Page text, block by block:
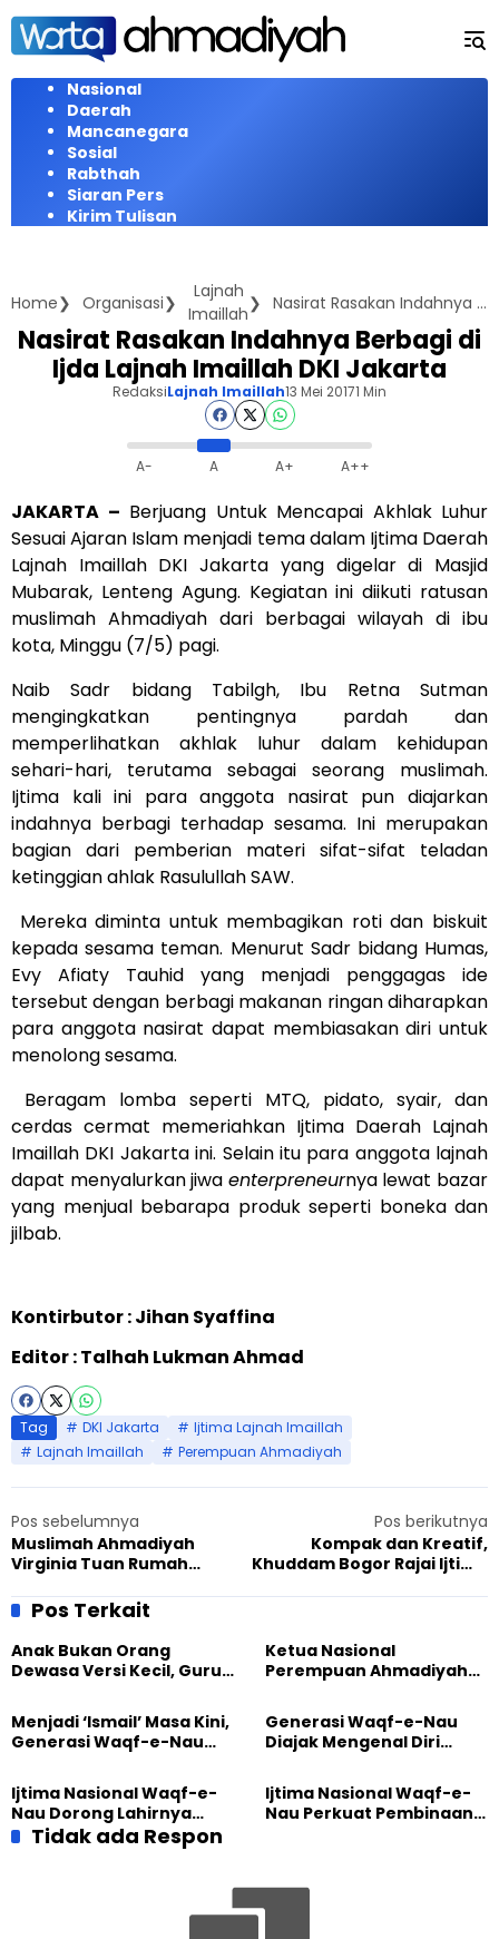
Langsung
konten
Nasional
Daerah
Mancanegara
Sosial
Rabthah
Siaran Pers
Kirim Tulisan
Home Organisasi
Lajnah
Imaillah
Nasirat Rasakan Indahnya Berbagi di Ijda Lajnah Imaillah DKI Jakarta
Nasirat Rasakan Indahnya Berbagi di
Ijda Lajnah Imaillah DKI Jakarta
RedaksiLajnah Imaillah13 Mei 20171 Min
A- A A+ A++
JAKARTA – Berjuang Untuk Mencapai Akhlak Luhur
Sesuai Ajaran Islam menjadi tema dalam Ijtima Daerah
Lajnah Imaillah DKI Jakarta yang digelar di Masjid
Mubarak, Lenteng Agung. Kegiatan ini diikuti ratusan
muslimah Ahmadiyah dari berbagai wilayah di ibu
kota, Minggu (7/5) pagi.
Naib Sadr bidang Tabilgh, Ibu Retna Sutman
mengingkatkan pentingnya pardah dan
memperlihatkan akhlak luhur dalam kehidupan
sehari-hari, terutama sebagai seorang muslimah.
Ijtima kali ini para anggota nasirat pun diajarkan
indahnya berbagi terhadap sesama. Ini merupakan
bagian dari pemberian materi sifat-sifat teladan
ketinggian ahlak Rasulullah SAW.
Mereka diminta untuk membagikan roti dan biskuit
kepada sesama teman. Menurut Sadr bidang Humas,
Evy Afiaty Tauhid yang menjadi penggagas ide
tersebut dengan berbagi makanan ringan diharapkan
para anggota nasirat dapat membiasakan diri untuk
menolong sesama.
Beragam lomba seperti MTQ, pidato, syair, dan
cerdas cermat memeriahkan Ijtima Daerah Lajnah
Imaillah DKI Jakarta ini. Selain itu para anggota lajnah
dapat menyalurkan jiwa enterpreneurnya lewat bazar
yang menjual bebarapa produk seperti boneka dan
jilbab.
Kontirbutor : Jihan Syaffina
Editor : Talhah Lukman Ahmad
Tag DKI Jakarta
Ijtima Lajnah Imaillah
Lajnah Imaillah
Perempuan Ahmadiyah
Pos sebelumnya
Muslimah Ahmadiyah
Virginia Tuan Rumah
Pos berikutnya
Kompak dan Kreatif,
Khuddam Bogor Rajai Ijtima
Pos Terkait
Anak Bukan Orang
Dewasa Versi Kecil, Guru
Pendidikan BERLIAN
Ketua Nasional
Perempuan Ahmadiyah
Besar Universitas
Terbuka
Menjadi ‘Ismail’ Masa Kini,
Generasi Waqf-e-Nau
Pengabdian
Generasi Waqf-e-Nau
Diajak Mengenal Diri
Dunia
Ijtima Nasional Waqf-e-
Nau Dorong Lahirnya
Generasi Pengkhidmat
Ijtima Nasional Waqf-e-
Nau Perkuat Pembinaan
Tidak ada Respon